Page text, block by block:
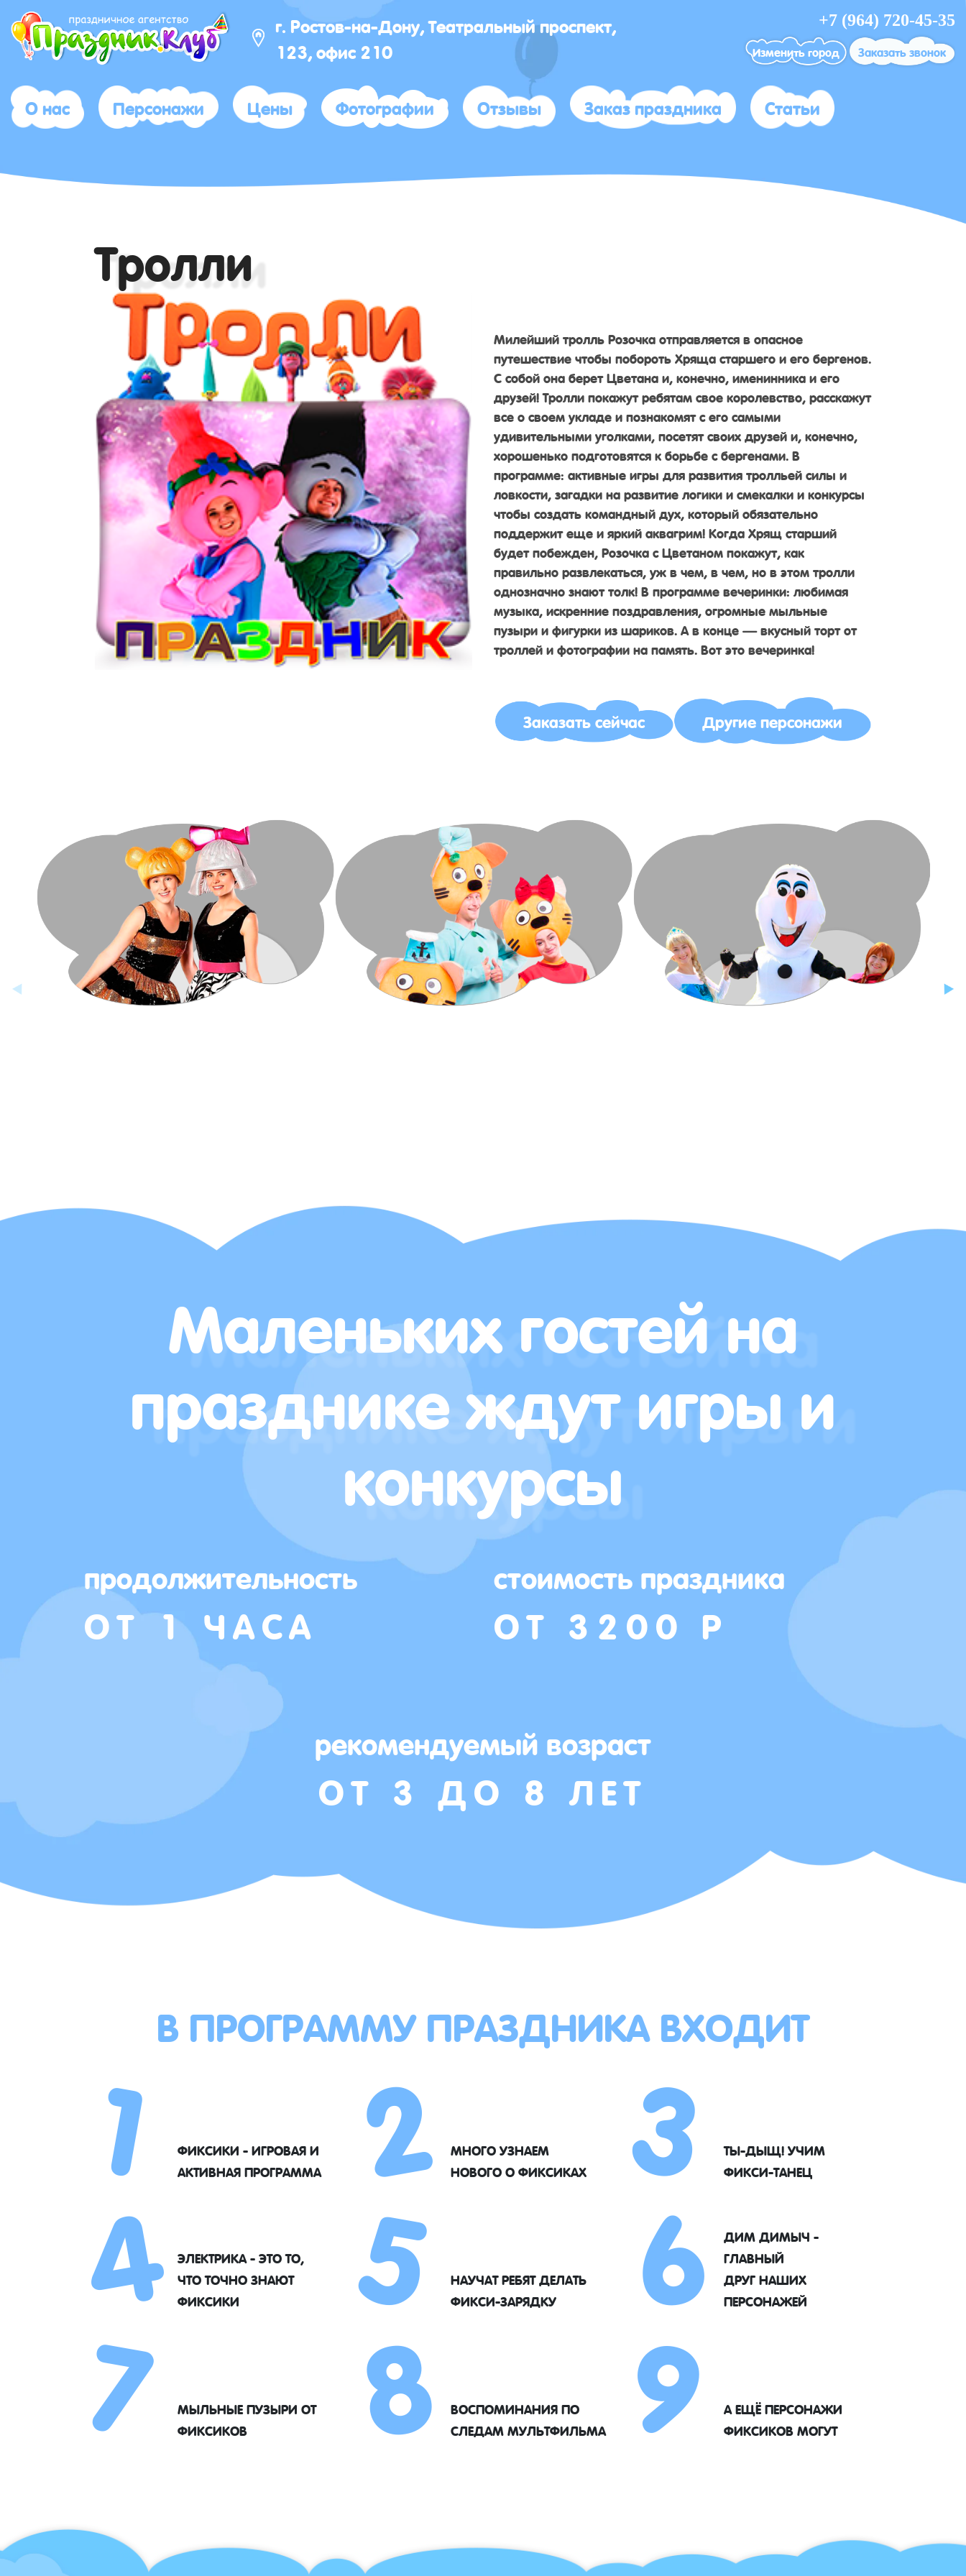
г. Ростов-на-Дону, Театральный проспект,
123, офис 210
+7 (964) 720-45-35
Изменить город Заказать звонок
О нас Персонажи Цены Фотографии Отзывы Заказ праздника Статьи
Тролли
Милейший тролль Розочка отправляется в опасное
путешествие чтобы побороть Хряща старшего и его бергенов.
С собой она берет Цветана и, конечно, именинника и его
друзей! Тролли покажут ребятам свое королевство, расскажут
все о своем укладе и познакомят с его самыми
удивительными уголками, посетят своих друзей и, конечно,
хорошенько подготовятся к борьбе с бергенами. В
программе: активные игры для развития тролльей силы и
ловкости, загадки на развитие логики и смекалки и конкурсы
чтобы создать командный дух, который обязательно
поддержит еще и яркий аквагрим! Когда Хрящ старший
будет побежден, Розочка с Цветаном покажут, как
правильно развлекаться, уж в чем, в чем, но в этом тролли
однозначно знают толк! В программе вечеринки: любимая
музыка, искренние поздравления, огромные мыльные
пузыри и фигурки из шариков. А в конце — вкусный торт от
троллей и фотографии на память. Вот это вечеринка!
Заказать сейчас Другие персонажи
Маленьких гостей на
празднике ждут игры и
конкурсы
продолжительность
ОТ 1 ЧАСА
стоимость праздника
ОТ 3200 Р
рекомендуемый возраст
ОТ 3 ДО 8 ЛЕТ
В ПРОГРАММУ ПРАЗДНИКА ВХОДИТ
1ФИКСИКИ - ИГРОВАЯ И
АКТИВНАЯ ПРОГРАММА
2МНОГО УЗНАЕМ
НОВОГО О ФИКСИКАХ
3ТЫ-ДЫЩ! УЧИМ
ФИКСИ-ТАНЕЦ
4ЭЛЕКТРИКА - ЭТО ТО,
ЧТО ТОЧНО ЗНАЮТ
ФИКСИКИ
5НАУЧАТ РЕБЯТ ДЕЛАТЬ
ФИКСИ-ЗАРЯДКУ
6ДИМ ДИМЫЧ -
ГЛАВНЫЙ
ДРУГ НАШИХ
ПЕРСОНАЖЕЙ
7МЫЛЬНЫЕ ПУЗЫРИ ОТ
ФИКСИКОВ
8ВОСПОМИНАНИЯ ПО
СЛЕДАМ МУЛЬТФИЛЬМА
9А ЕЩЁ ПЕРСОНАЖИ
ФИКСИКОВ МОГУТ